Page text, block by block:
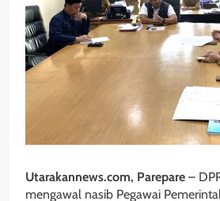
Utarakannews.com, Parepare –
mengawal nasib Pegawai